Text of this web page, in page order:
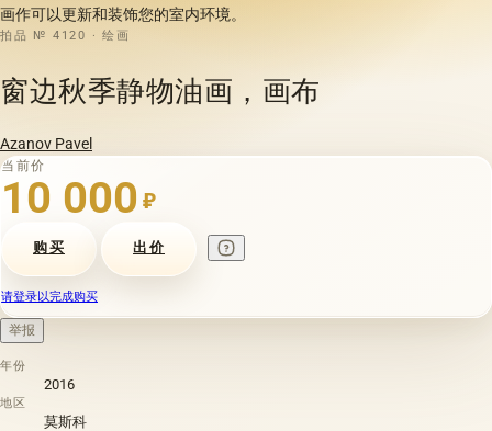
画作可以更新和装饰您的室内环境。
拍品 № 4120 · 绘画
窗边秋季静物油画，画布
Azanov Pavel
当前价
10 000 ₽
购买 出价
请登录以完成购买
举报
年份
2016
地区
莫斯科